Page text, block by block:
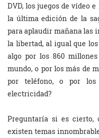
DVD, los juegos de vídeo
la última edición de la
para aplaudir mañana las
la libertad, al igual que
algo por los 860
mundo, o por los más de
por teléfono, o por
electricidad?
Preguntaría si es cierto,
existen temas